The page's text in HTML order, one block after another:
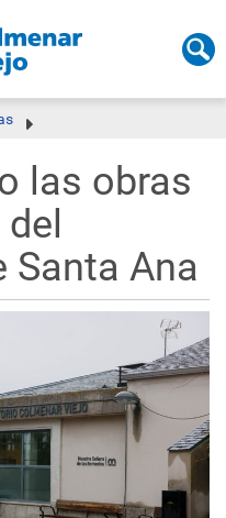
las obras
Santa Ana